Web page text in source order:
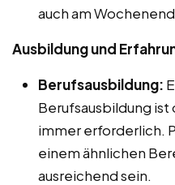
auch am
Ausbildung und
Berufsausbildung:
Berufsausbildung
immer erforderlich.
einem ähnlichen
ausreichend sein.